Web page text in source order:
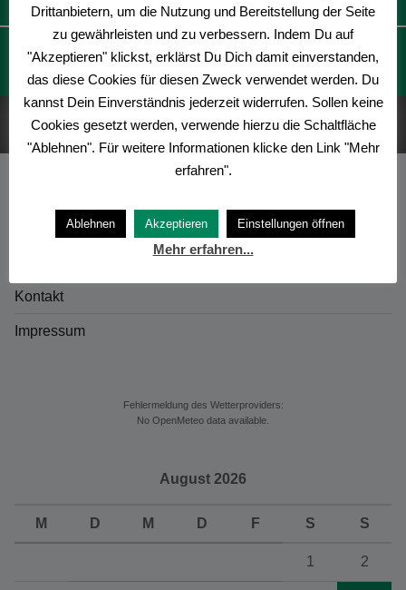
Startseite
Kontakt
Impressum
Fehlermeldung des Wetterproviders:
No OpenMeteo data available.
August 2026
M D M D F S S
1 2
Drittanbietern, um die Nutzung und Bereitstellung der Seite
zu gewährleisten und zu verbessern. Indem Du auf
"Akzeptieren" klickst, erklärst Du Dich damit einverstanden,
das diese Cookies für diesen Zweck verwendet werden. Du
kannst Dein Einverständnis jederzeit widerrufen. Sollen keine
Cookies gesetzt werden, verwende hierzu die Schaltfläche
"Ablehnen". Für weitere Informationen klicke den Link "Mehr
erfahren".
Ablehnen Akzeptieren Einstellungen öffnen
Mehr erfahren...